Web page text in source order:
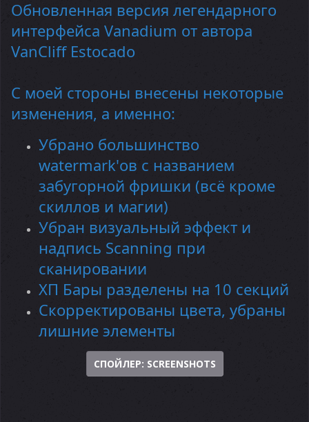
Обновленная версия легендарного
интерфейса Vanadium от автора
VanCliff Estocado
С моей стороны внесены некоторые
изменения, а именно:
Убрано большинство
watermark'ов с названием
забугорной фришки (всё кроме
скиллов и магии)
Убран визуальный эффект и
надпись Scanning при
сканировании
ХП Бары разделены на 10 секций
Скорректированы цвета, убраны
лишние элементы
СПОЙЛЕР: SCREENSHOTS